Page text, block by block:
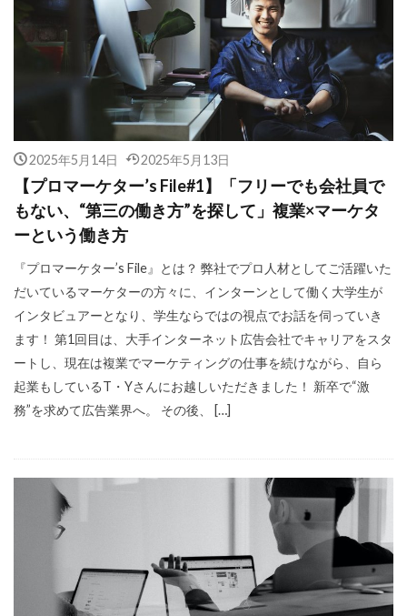
2025年5月14日 2025年5月13日
【プロマーケター’s File#1】「フリーでも会社員で
もない、“第三の働き方”を探して」複業×マーケタ
ーという働き方
『プロマーケター’s File』とは？ 弊社でプロ人材としてご活躍いた
だいているマーケターの方々に、インターンとして働く大学生が
インタビュアーとなり、学生ならではの視点でお話を伺っていき
ます！ 第1回目は、大手インターネット広告会社でキャリアをスタ
ートし、現在は複業でマーケティングの仕事を続けながら、自ら
起業もしているT・Yさんにお越しいただきました！ 新卒で“激
務”を求めて広告業界へ。 その後、 […]